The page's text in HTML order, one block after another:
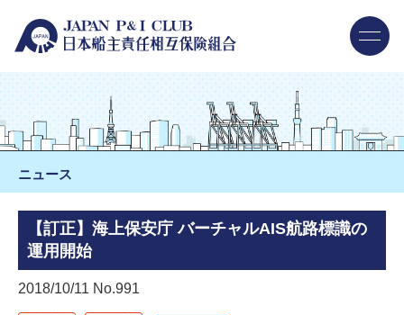
ニュース
【訂正】海上保安庁 バーチャルAIS航路標識の
運用開始
2018/10/11 No.991